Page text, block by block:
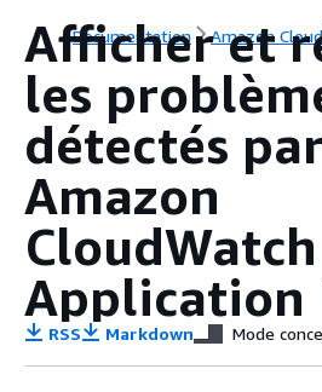
Documentation Amazon
Afficher et
les
détectés par
Amazon
CloudWatch
Application
RSS Markdown Mode